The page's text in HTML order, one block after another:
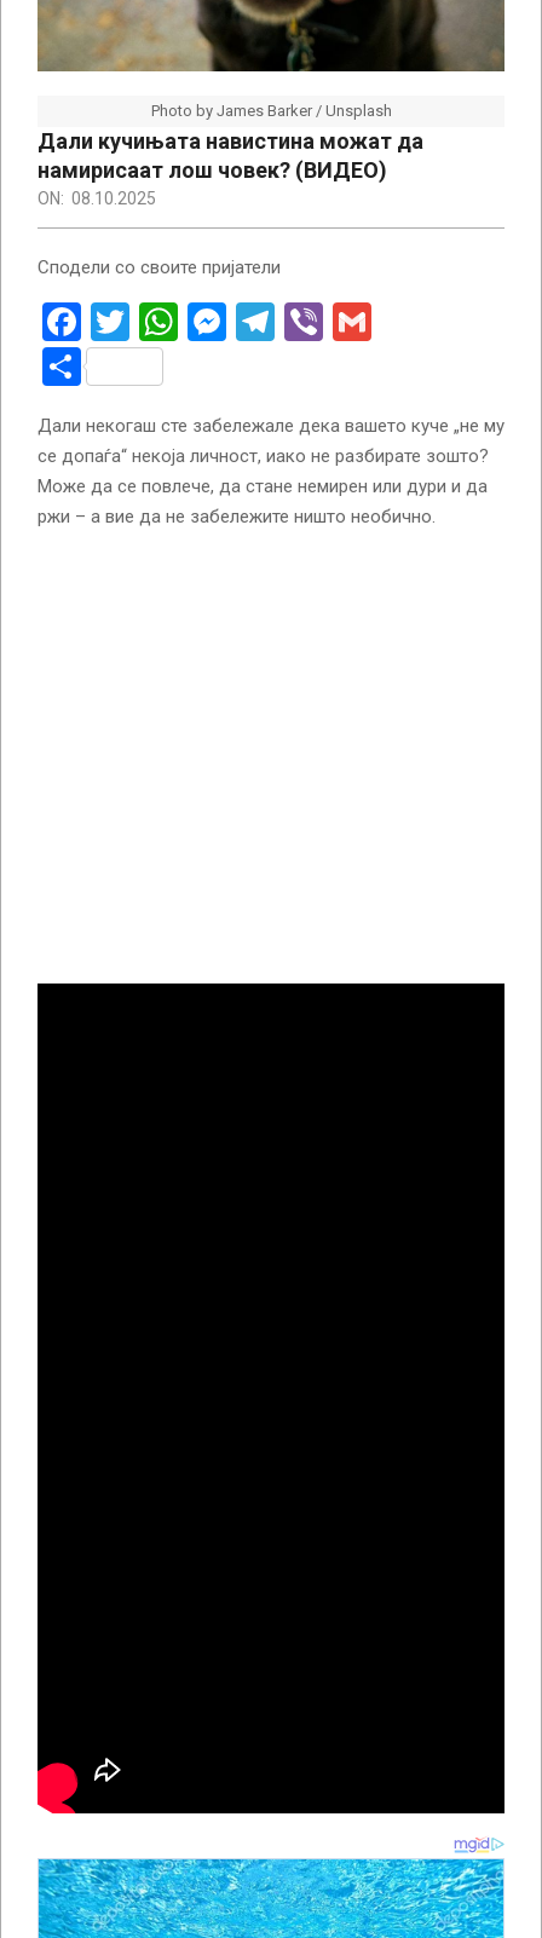
Photo by James Barker / Unsplash
Дали кучињата навистина можат да
намирисаат лош човек? (ВИДЕО)
ON: 08.10.2025
Сподели со своите пријатели
Facebook
Twitter
WhatsApp
Messenger
Telegram
Viber
Share
Дали некогаш сте забележале дека вашето куче „не му
се допаѓа“ некоја личност, иако не разбирате зошто?
Може да се повлече, да стане немирен или дури и да
ржи – а вие да не забележите ништо необично.